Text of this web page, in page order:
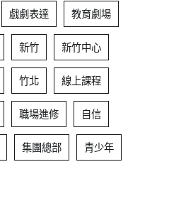
戲劇表達 教育劇場
新竹 新竹中心
竹北 線上課程
職場進修 自信
集團總部 青少年